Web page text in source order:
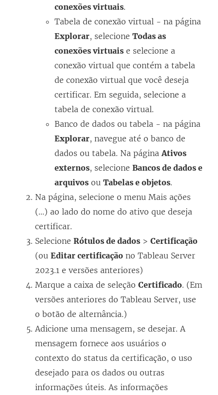
conexões virtuais.
Tabela de conexão virtual - na página
Explorar, selecione Todas as
conexões virtuais e selecione a
conexão virtual que contém a tabela
de conexão virtual que você deseja
certificar. Em seguida, selecione a
tabela de conexão virtual.
Banco de dados ou tabela - na página
Explorar, navegue até o banco de
dados ou tabela. Na páginaAtivos
externos, selecione Bancos de dados e
arquivos ou Tabelas e objetos.
Na página, selecione o menu Mais ações
(...) ao lado do nome do ativo que deseja
certificar.
Selecione Rótulos de dados > Certificação
(ou Editar certificação no Tableau Server
2023.1 e versões anteriores)
Marque a caixa de seleção Certificado. (Em
versões anteriores do Tableau Server, use
o botão de alternância.)
Adicione uma mensagem, se desejar. A
mensagem fornece aos usuários o
contexto do status da certificação, o uso
desejado para os dados ou outras
informações úteis. As informações